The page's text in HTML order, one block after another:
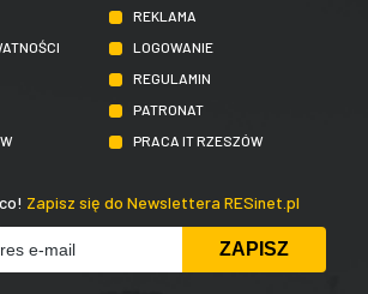
REKLAMA
LOGOWANIE
REGULAMIN
PATRONAT
PRACA IT RZESZÓW
Zapisz się do Newslettera RESinet.pl